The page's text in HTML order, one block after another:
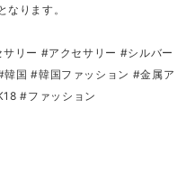
ります。
リー #アクセサリー #シルバー
国 #韓国ファッション #金属ア
#ファッション